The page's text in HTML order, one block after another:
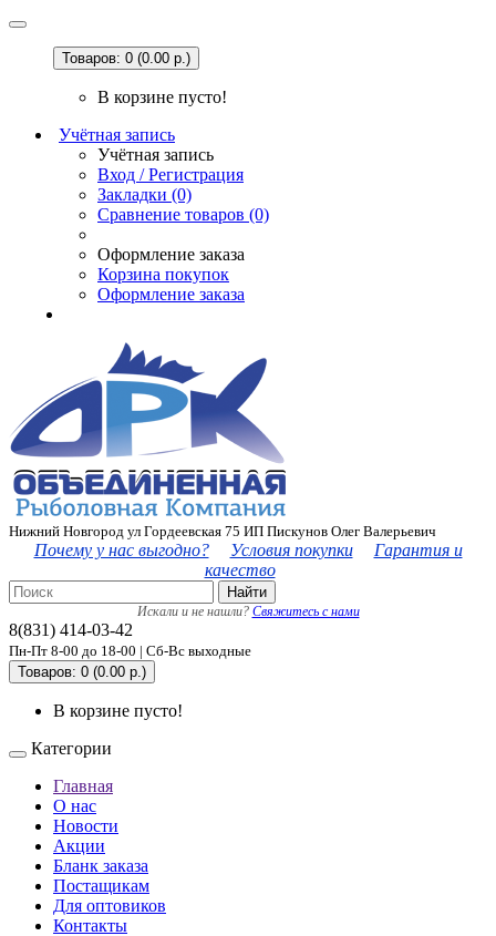
Товаров: 0 (0.00 р.)
В корзине пусто!
Учётная запись
Учётная запись
Вход / Регистрация
Закладки (0)
Сравнение товаров (0)
Оформление заказа
Корзина покупок
Оформление заказа
Нижний Новгород ул Гордеевская 75 ИП Пискунов Олег Валерьевич
Почему у нас выгодно? Условия покупки
Гарантия и
качество
Найти
Искали и не нашли? Свяжитесь с нами
8(831) 414-03-42
Пн-Пт 8-00 до 18-00 | Сб-Вс выходные
Товаров: 0 (0.00 р.)
В корзине пусто!
Категории
Главная
О нас
Новости
Акции
Бланк заказа
Постащикам
Для оптовиков
Контакты